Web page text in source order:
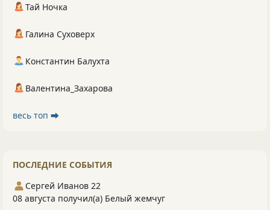
Тай Ночка
Галина Суховерх
Константин Балухта
Валентина_Захарова
весь топ ⮕
ПОСЛЕДНИЕ СОБЫТИЯ
Сергей Иванов 22
08 августа получил(а) Белый жемчуг